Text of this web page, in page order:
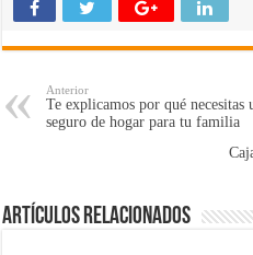
Anterior
Te explicamos por qué necesitas
seguro de hogar para tu familia
Artículos Relacionados